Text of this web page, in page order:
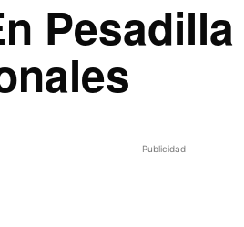
Pesadilla
Publicidad